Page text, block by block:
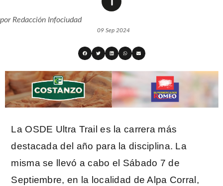
porRedacción Infociudad
09 Sep 2024
La OSDE Ultra Trail es la carrera más
destacada del año para la disciplina. La
misma se llevó a cabo el Sábado 7 de
Septiembre, en la localidad de Alpa Corral,